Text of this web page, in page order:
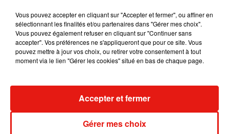
mais le dernierdatait seulement de 2016et la récurrence
inquiète fortement les vignerons.
face à ce phénomène, les viticulteurs de Chablis et ses
Vous pouvez accepter en cliquant sur "Accepter et fermer", ou affiner en
sélectionnant les finalités et/ou partenaires dans "Gérer mes choix".
Vous pouvez également refuser en cliquant sur "Continuer sans
accepter". Vos préférences ne s'appliqueront que pour ce site. Vous
pouvez mettre à jour vos choix, ou retirer votre consentement à tout
moment via le lien "Gérer les cookies" situé en bas de chaque page.
Gérer mes choix
Accepter et fermer